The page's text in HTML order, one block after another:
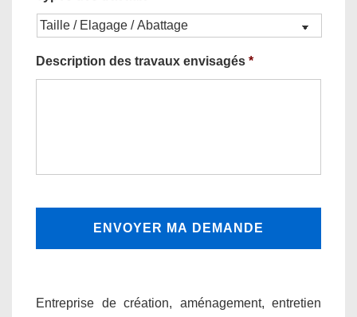
Description des travaux envisagés *
Entreprise de création, aménagement, entretien